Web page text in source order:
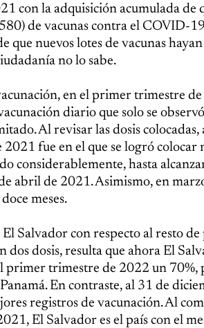
con la adquisición acumulada de
de vacunas contra el COVID-
que nuevos lotes de vacunas
no lo sabe.
en el primer trimestre
diario que solo se
Al revisar las dosis
2021 fue en el que se logró colocar
considerablemente, hasta
abril de 2021. Asimismo, en
meses.
Salvador con respecto al resto
dos dosis, resulta que ahora El
primer trimestre de 2022 un 70%,
En contraste, al 31 de
registros de vacunación. Al
El Salvador es el país con el